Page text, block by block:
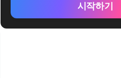
시작하기